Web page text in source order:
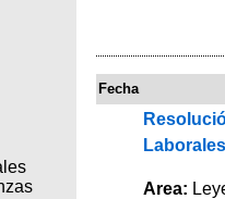
Fecha
Area: